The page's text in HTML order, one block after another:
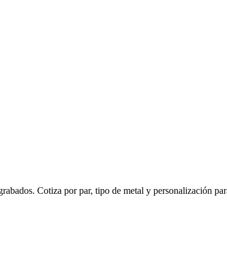
Cotiza por par, tipo de metal y personalización